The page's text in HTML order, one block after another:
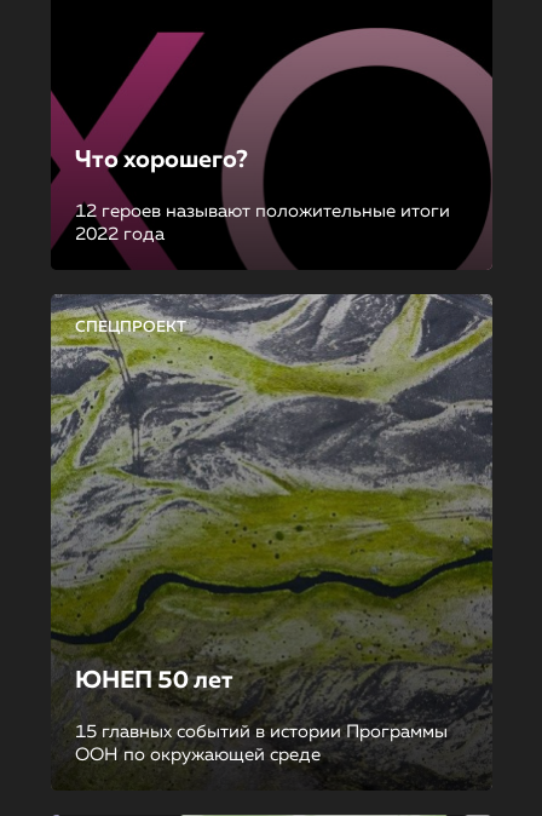
Что хорошего?
12 героев называют положительные итоги
2022 года
СПЕЦПРОЕКТ
ЮНЕП 50 лет
15 главных событий в истории Программы
ООН по окружающей среде